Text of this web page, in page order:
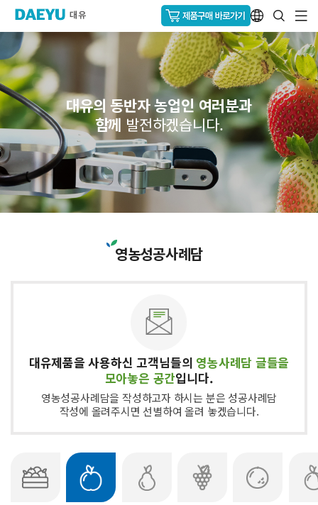
대유의 동반자 농업인 여러분과
함께 발전하겠습니다.
영농성공사례담
대유제품을 사용하신 고객님들의 영농사례담 글들을
모아놓은 공간입니다.
영농성공사례담을 작성하고자 하시는 분은 성공사례담
작성에 올려주시면 선별하여 올려 놓겠습니다.